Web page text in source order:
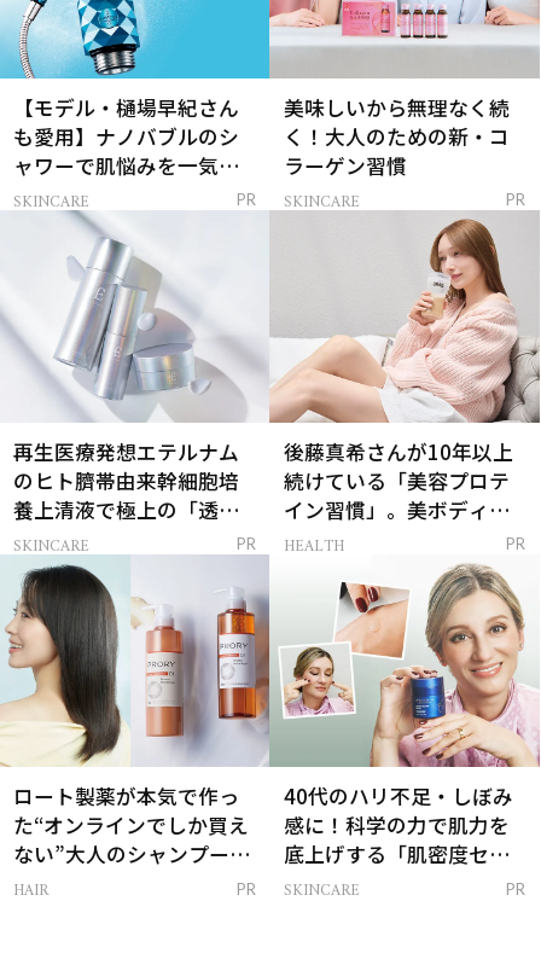
【モデル・樋場早紀さん
も愛用】ナノバブルのシ
ャワーで肌悩みを一気に
解決
SKINCARE PR
美味しいから無理なく続
く！大人のための新・コ
ラーゲン習慣
SKINCARE PR
再生医療発想エテルナム
のヒト臍帯由来幹細胞培
養上清液で極上の「透明
感ハリ肌」へ
SKINCARE PR
後藤真希さんが10年以上
続けている「美容プロテ
イン習慣」。美ボディを
支える朝ルーティンと
HEALTH PR
ロート製薬が本気で作っ
た“オンラインでしか買え
ない”大人のシャンプー＆
トリートメントって？
HAIR PR
40代のハリ不足・しぼみ
感に！科学の力で肌力を
底上げする「肌密度セラ
ム」
SKINCARE PR